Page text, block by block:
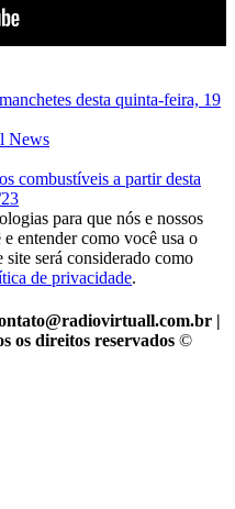
desta quinta-feira, 19
News
combustíveis a partir desta
para que nós e nossos
entender como você usa o
será considerado como
de privacidade.
|
os direitos reservados ©